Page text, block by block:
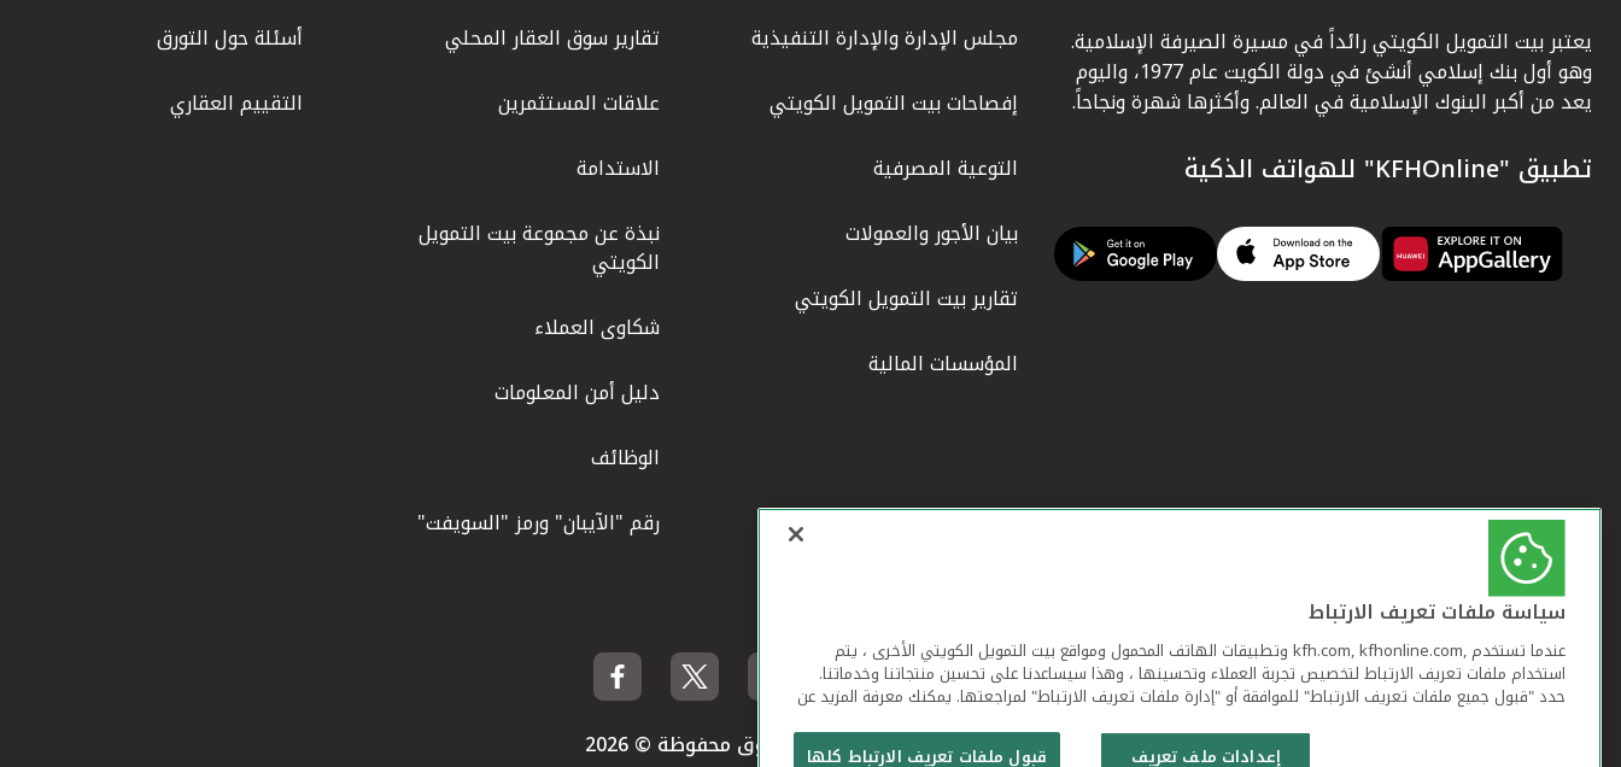
يعتبر بيت التمويل الكويتي رائداً في مسيرة الصيرفة الإسلامية.
وهو أول بنك إسلامي أنشئ في دولة الكويت عام 1977، واليوم
يعد من أكبر البنوك الإسلامية في العالم. وأكثرها شهرة ونجاحاً.
تطبيق "KFHOnline" للهواتف الذكية
مجلس الإدارة والإدارة التنفيذية
إفصاحات بيت التمويل الكويتي
التوعية المصرفية
بيان الأجور والعمولات
تقارير بيت التمويل الكويتي
المؤسسات المالية
تقارير سوق العقار المحلي
علاقات المستثمرين
الاستدامة
نبذة عن مجموعة بيت التمويل
الكويتي
شكاوى العملاء
دليل أمن المعلومات
الوظائف
رقم "الآيبان" ورمز "السويفت"
أسئلة حول التورق
التقييم العقاري
بيت التمويل الكويتي جميع الحقوق محفوظة © 2026
سياسة ملفات تعريف الارتباط
عندما تستخدم ,kfh.com, kfhonline.com وتطبيقات الهاتف المحمول ومواقع بيت التمويل الكويتي الأخرى ، يتم
استخدام ملفات تعريف الارتباط لتخصيص تجربة العملاء وتحسينها ، وهذا سيساعدنا على تحسين منتجاتنا وخدماتنا.
حدد "قبول جميع ملفات تعريف الارتباط" للموافقة أو "إدارة ملفات تعريف الارتباط" لمراجعتها. يمكنك معرفة المزيد عن
قبول ملفات تعريف الارتباط كلها
إعدادات ملف تعريف